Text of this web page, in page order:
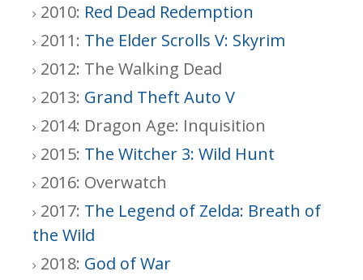
2010: Red Dead Redemption
2011: The Elder Scrolls V: Skyrim
2012: The Walking Dead
2013: Grand Theft Auto V
2014: Dragon Age: Inquisition
2015: The Witcher 3: Wild Hunt
2016: Overwatch
2017: The Legend of Zelda: Breath of
the Wild
2018: God of War